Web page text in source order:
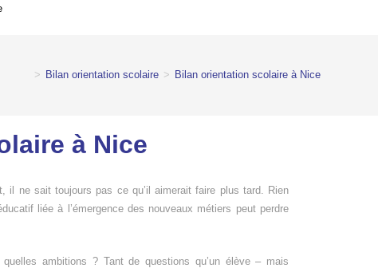
> Bilan orientation scolaire > Bilan orientation scolaire à Nice
à Nice
il ne sait toujours pas ce qu’il aimerait faire plus tard. Rien
liée à l’émergence des nouveaux métiers peut perdre
ambitions ? Tant de questions qu’un élève – mais